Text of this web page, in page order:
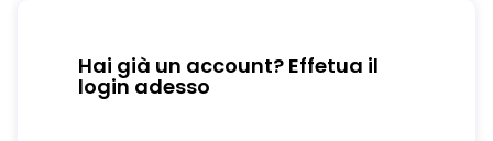
Hai già un account? Effetua il
login adesso